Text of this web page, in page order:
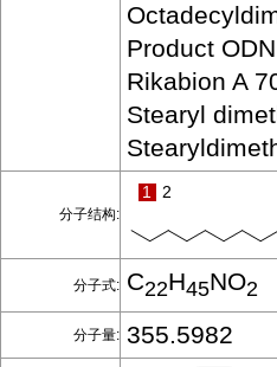
Product
Rikabion A
Stearyl
分子结构:
1 2
分子式: C22H45NO2
分子量: 355.5982